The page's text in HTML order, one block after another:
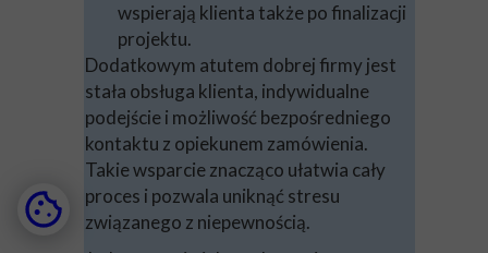
wspierają klienta także po finalizacji
projektu.
Dodatkowym atutem dobrej firmy jest
stała obsługa klienta, indywidualne
podejście i możliwość bezpośredniego
kontaktu z opiekunem zamówienia.
Takie wsparcie znacząco ułatwia cały
proces i pozwala uniknąć stresu
związanego z niepewnością.